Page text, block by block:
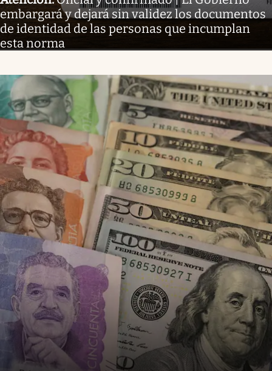
embargará y dejará sin validez los documentos
de identidad de las personas que incumplan
esta norma